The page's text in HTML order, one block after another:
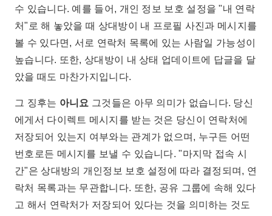
수 있습니다. 예를 들어, 개인 정보 보호 설정을 "내 연락
처"로 해 놓았을 때 상대방이 내 프로필 사진과 메시지를
볼 수 있다면, 서로 연락처 목록에 있는 사람일 가능성이
높습니다. 또한, 상대방이 내 상태 업데이트에 답글을 달
았을 때도 마찬가지입니다.
그 징후는 아니요 그것들은 아무 의미가 없습니다. 당신
에게서 다이렉트 메시지를 받는 것은 당신이 연락처에
저장되어 있는지 여부와는 관계가 없으며, 누구든 어떤
번호로든 메시지를 보낼 수 있습니다. "마지막 접속 시
간"은 상대방의 개인정보 보호 설정에 따라 결정되며, 연
락처 목록과는 무관합니다. 또한, 공유 그룹에 속해 있다
고 해서 연락처가 저장되어 있다는 것을 의미하는 것도